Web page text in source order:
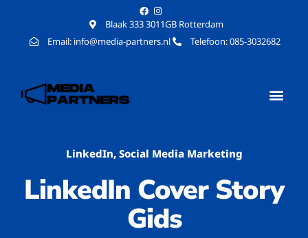
Blaak 333 3011GB Rotterdam
Email: info@media-partners.nl
Telefoon: 085-3032682
LinkedIn, Social Media Marketing
LinkedIn Cover Story
Gids